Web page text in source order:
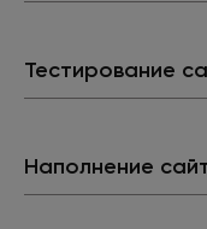
Тестирование
Наполнение